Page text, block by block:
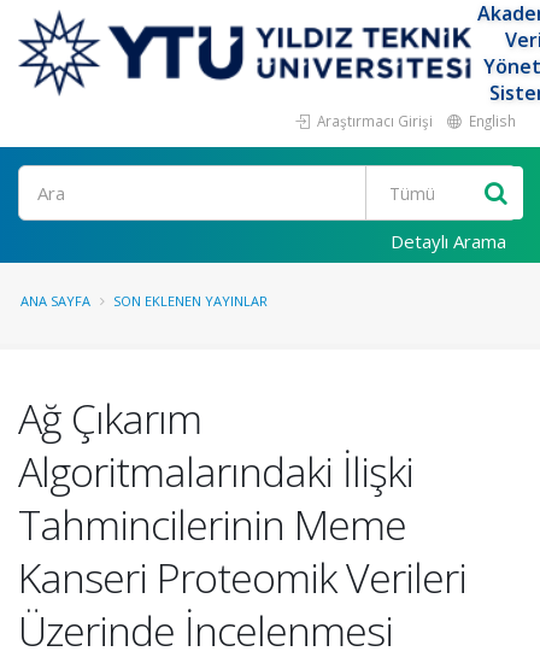
Araştırmacı Girişi English
Ara
Detaylı Arama
ANA SAYFA SON EKLENEN YAYINLAR
Ağ Çıkarım
Algoritmalarındaki İlişki
Tahmincilerinin Meme
Kanseri Proteomik Verileri
Üzerinde İncelenmesi